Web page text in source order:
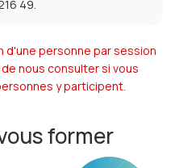
49.
d'une personne par session
nous consulter si vous
y participent.
former